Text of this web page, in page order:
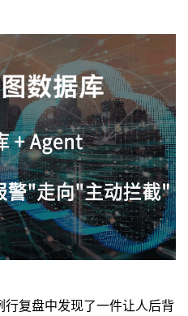
复盘中发现了一件让人后背